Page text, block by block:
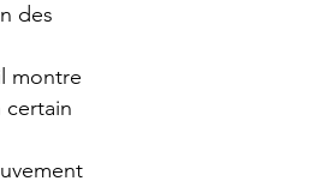
des
montre
certain